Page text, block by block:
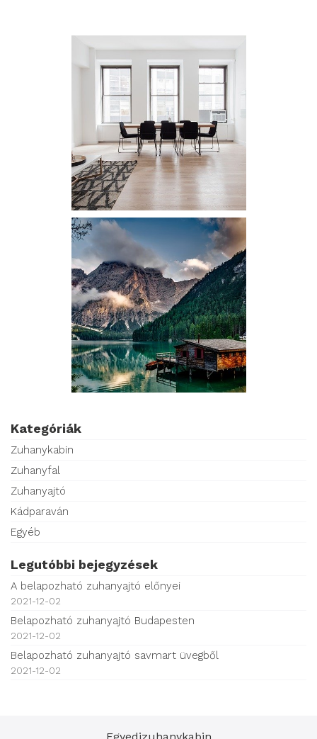
Kategóriák
Zuhanykabin
Zuhanyfal
Zuhanyajtó
Kádparaván
Egyéb
Legutóbbi bejegyzések
A belapozható zuhanyajtó előnyei
2021-12-02
Belapozható zuhanyajtó Budapesten
2021-12-02
Belapozható zuhanyajtó savmart üvegből
2021-12-02